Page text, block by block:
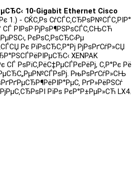
10-Gigabit Ethernet Cisco
1.) - СЌС‚Рѕ СѓСЃС‚СЂРѕР№СЃС‚РІР°
СЃ РІРѕР·РјРѕР¶РЅРѕСЃС‚СЊСЋ
РєРѕС‚РѕСЂС‹Рµ
Рє РїРѕСЂС‚Р°Рј РјРѕРґСѓР»СЏ
XENPAK
СЃ РѕРїС‚РёС‡РµСЃРєРёРј, С‚Р°Рє Рё
РњРѕРґСѓР»СЊ
РґР»РёРЅСѓ
РјРµС‚СЂРѕРІ РїРѕ РєР°Р±РµР»СЋ LX4.